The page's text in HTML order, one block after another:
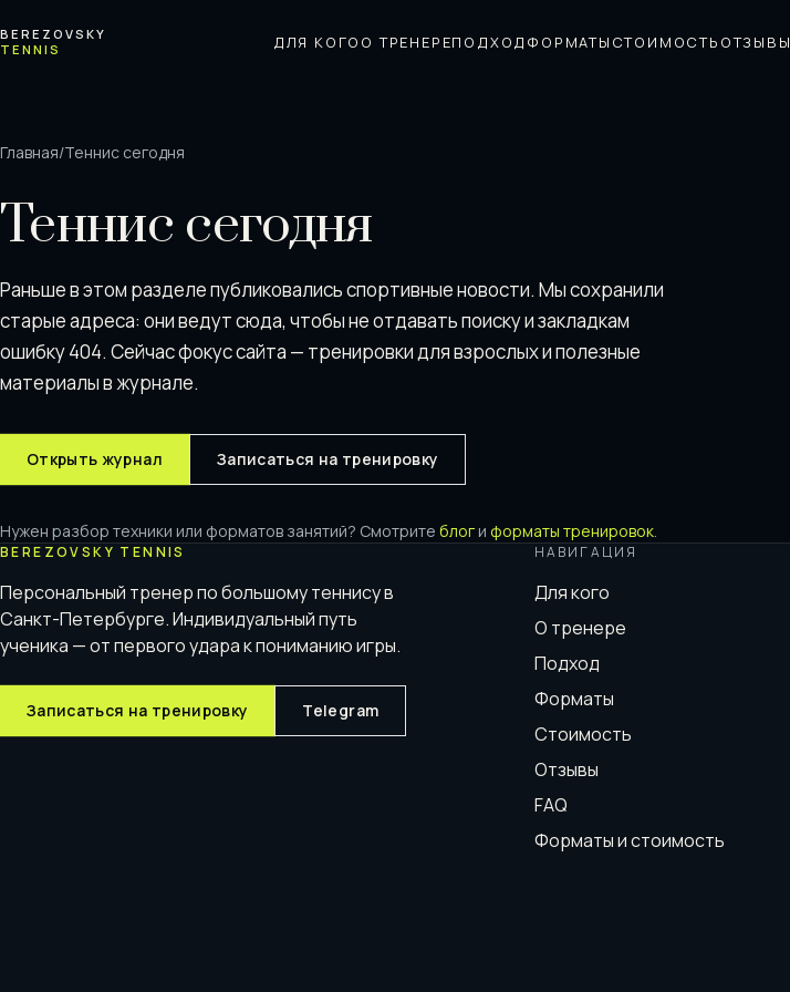
BEREZOVSKY
TENNIS
ДЛЯ КОГО О ТРЕНЕРЕПОДХОД ФОРМАТЫ СТОИМОСТЬ ОТЗЫВЫ
Главная/Теннис сегодня
Теннис сегодня
Раньше в этом разделе публиковались спортивные новости. Мы сохранили
старые адреса: они ведут сюда, чтобы не отдавать поискy и закладкам
ошибку 404. Сейчас фокус сайта — тренировки для взрослых и полезные
материалы в журнале.
Открыть журнал Записаться на тренировку
Нужен разбор техники или форматов занятий? Смотрите блог и форматы тренировок.
BEREZOVSKY TENNIS
Персональный тренер по большому теннису в
Санкт-Петербурге. Индивидуальный путь
ученика — от первого удара к пониманию игры.
Записаться на тренировку Telegram
НАВИГАЦИЯ
Для кого
О тренере
Подход
Форматы
Стоимость
Отзывы
FAQ
Форматы и стоимость